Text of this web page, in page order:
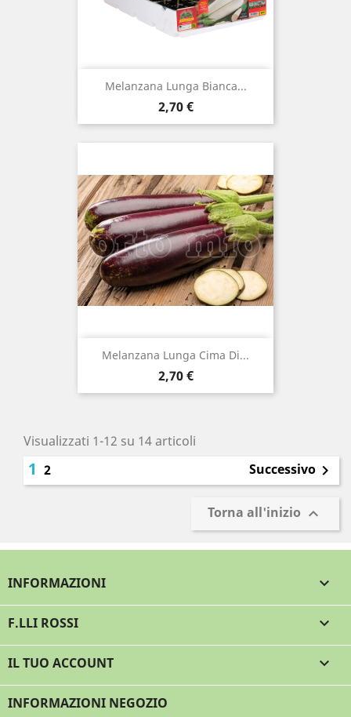
Melanzana Lunga Bianca...
Prezzo
2,70 €
Melanzana Lunga Cima Di...
Prezzo
2,70 €
Visualizzati 1-12 su 14 articoli
1 2 Successivo 
Torna all'inizio 
INFORMAZIONI 
F.LLI ROSSI 
IL TUO ACCOUNT 
INFORMAZIONI NEGOZIO